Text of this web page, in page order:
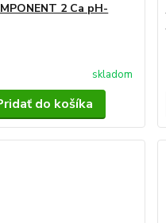
2 Ca pH-
skladom
do košíka